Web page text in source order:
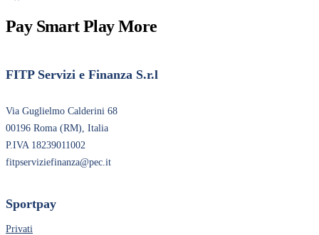
Pay SmartPlay More
FITP Servizi e Finanza S.r.l
Via Guglielmo Calderini 68
00196 Roma (RM), Italia
P.IVA 18239011002
fitpserviziefinanza@pec.it
Sportpay
Privati